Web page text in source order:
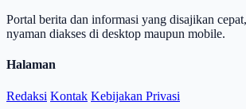
Portal berita dan informasi yang disajikan
nyaman diakses di desktop maupun mobile.
Halaman
Redaksi Kontak Kebijakan Privasi